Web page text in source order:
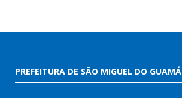
PREFEITURA DE SÃO MIGUEL DO GUAMÁ